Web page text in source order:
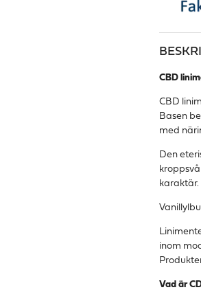
CBD
CBD
Basen
med
Den
karaktär.
inom
Vad är